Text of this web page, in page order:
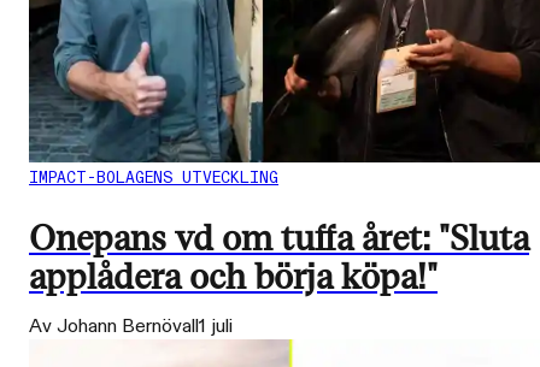
IMPACT-BOLAGENS UTVECKLING
Onepans vd om tuffa året: "Sluta
applådera och börja köpa!"
Av Johann Bernövall1 juli